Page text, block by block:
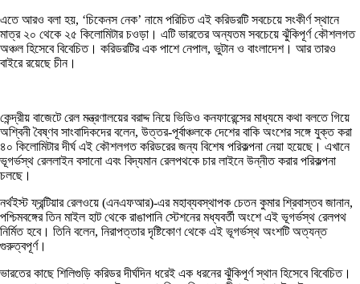
এতে আরও বলা হয়, ‘চিকেনস নেক’ নামে পরিচিত এই করিডরটি সবচেয়ে সংকীর্ণ স্থানে
মাত্র ২০ থেকে ২৫ কিলোমিটার চওড়া। এটি ভারতের অন্যতম সবচেয়ে ঝুঁকিপূর্ণ কৌশলগত
অঞ্চল হিসেবে বিবেচিত। করিডরটির এক পাশে নেপাল, ভুটান ও বাংলাদেশ। আর তারও
বাইরে রয়েছে চীন।
কেন্দ্রীয় বাজেটে রেল মন্ত্রণালয়ের বরাদ্দ নিয়ে ভিডিও কনফারেন্সের মাধ্যমে কথা বলতে গিয়ে
অশ্বিনী বৈষ্ণব সাংবাদিকদের বলেন, উত্তর-পূর্বাঞ্চলকে দেশের বাকি অংশের সঙ্গে যুক্ত করা
৪০ কিলোমিটার দীর্ঘ এই কৌশলগত করিডরের জন্য বিশেষ পরিকল্পনা নেয়া হয়েছে। এখানে
ভূগর্ভস্থ রেললাইন বসানো এবং বিদ্যমান রেলপথকে চার লাইনে উন্নীত করার পরিকল্পনা
চলছে।
নর্থইস্ট ফ্রন্টিয়ার রেলওয়ে (এনএফআর)-এর মহাব্যবস্থাপক চেতন কুমার শ্রিবাস্তব জানান,
পশ্চিমবঙ্গের তিন মাইল হাট থেকে রাঙাপানি স্টেশনের মধ্যবর্তী অংশে এই ভূগর্ভস্থ রেলপথ
নির্মিত হবে। তিনি বলেন, নিরাপত্তার দৃষ্টিকোণ থেকে এই ভূগর্ভস্থ অংশটি অত্যন্ত
গুরুত্বপূর্ণ।
ভারতের কাছে শিলিগুড়ি করিডর দীর্ঘদিন ধরেই এক ধরনের ঝুঁকিপূর্ণ স্থান হিসেবে বিবেচিত।